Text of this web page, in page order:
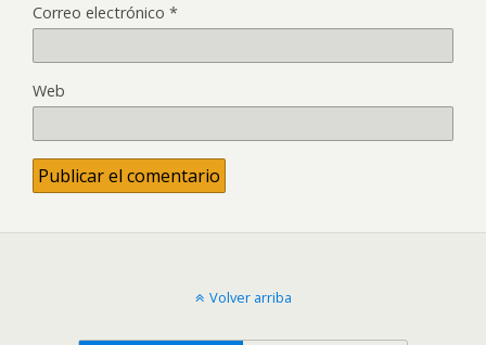
Correo electrónico *
Web
Volver arriba